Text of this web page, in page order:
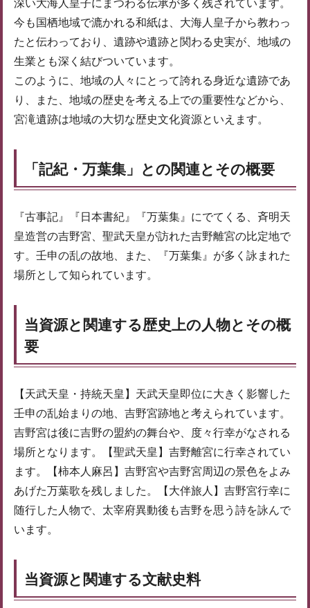
深い大海人皇子にまつわる伝承が多く残されています。
今も国栖地域で漉かれる和紙は、大海人皇子から教わっ
たと伝わっており、遺跡や遺跡と関わる史実が、地域の
生業とも深く結びついています。
このように、地域の人々にとって誇れる身近な遺跡であ
り、また、地域の歴史を考える上での重要性などから、
宮滝遺跡は地域の大切な歴史文化資源といえます。
「記紀・万葉集」との関連とその概要
『古事記』『日本書紀』『万葉集』にでてくる、斉明天
皇造営の吉野宮、聖武天皇が訪れた吉野離宮の比定地で
す。壬申の乱の故地、また、『万葉集』が多く詠まれた
場所として知られています。
当資源と関連する歴史上の人物とその概
要
【天武天皇・持統天皇】天武天皇即位に大きく影響した
壬申の乱始まりの地、吉野宮跡地と考えられています。
吉野宮は後に吉野の盟約の舞台や、度々行幸がなされる
場所となります。【聖武天皇】吉野離宮に行幸されてい
ます。【柿本人麻呂】吉野宮や吉野宮周辺の景色をよみ
あげた万葉歌を残しました。【大伴旅人】吉野宮行幸に
随行した人物で、太宰府異動後も吉野を思う詩を詠んで
います。
当資源と関連する文献史料